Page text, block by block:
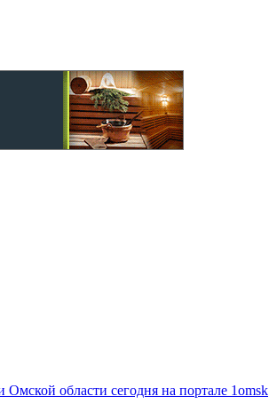
области сегодня на портале 1omsk